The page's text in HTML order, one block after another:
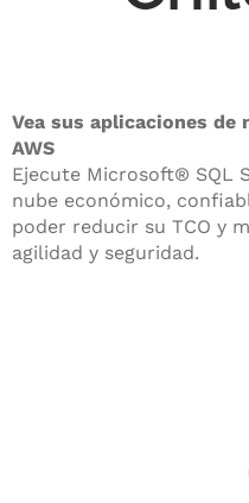
Vea sus aplicaciones de
AWS
Ejecute Microsoft® SQL
nube económico,
poder reducir su TCO y
agilidad y seguridad.